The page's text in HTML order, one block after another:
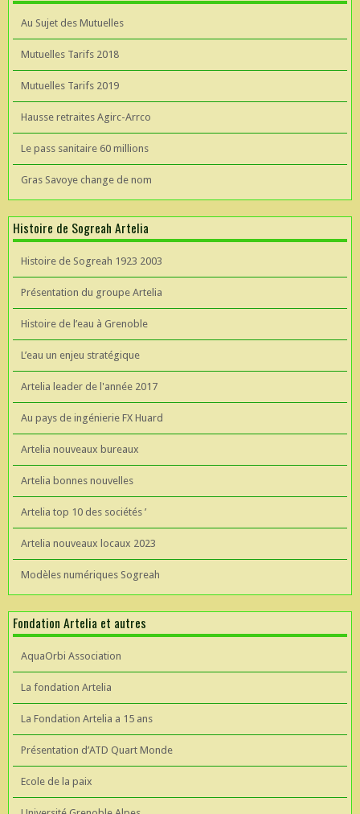
Au Sujet des Mutuelles
Mutuelles Tarifs 2018
Mutuelles Tarifs 2019
Hausse retraites Agirc-Arrco
Le pass sanitaire 60 millions
Gras Savoye change de nom
Histoire de Sogreah Artelia
Histoire de Sogreah 1923 2003
Présentation du groupe Artelia
Histoire de l’eau à Grenoble
L’eau un enjeu stratégique
Artelia leader de l'année 2017
Au pays de ingénierie FX Huard
Artelia nouveaux bureaux
Artelia bonnes nouvelles
Artelia top 10 des sociétés ’
Artelia nouveaux locaux 2023
Modèles numériques Sogreah
Fondation Artelia et autres
AquaOrbi Association
La fondation Artelia
La Fondation Artelia a 15 ans
Présentation d’ATD Quart Monde
Ecole de la paix